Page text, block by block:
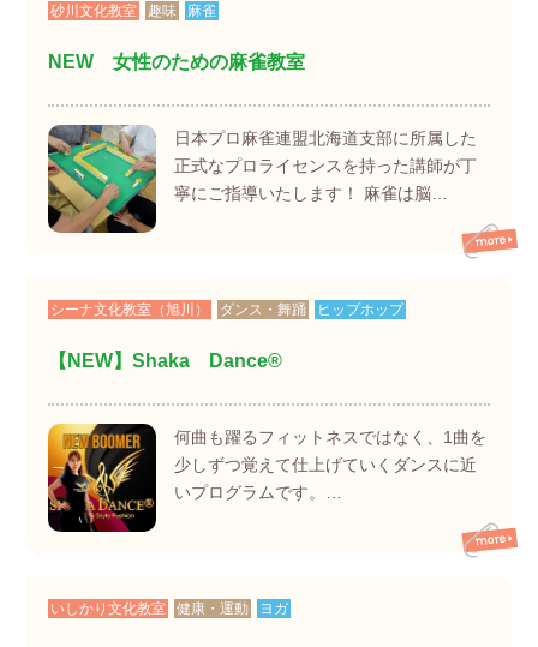
砂川文化教室 趣味 麻雀
NEW 女性のための麻雀教室
日本プロ麻雀連盟北海道支部に所属した
正式なプロライセンスを持った講師が丁
寧にご指導いたします！ 麻雀は脳…
シーナ文化教室（旭川） ダンス・舞踊 ヒップホップ
【NEW】Shaka Dance®
何曲も躍るフィットネスではなく、1曲を
少しずつ覚えて仕上げていくダンスに近
いプログラムです。…
いしかり文化教室 健康・運動 ヨガ